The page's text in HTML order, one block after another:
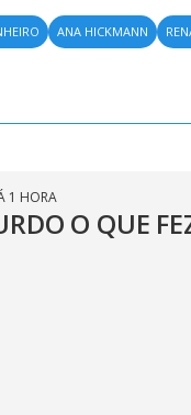
ANA HICKMANN
1 HORA
O QUE